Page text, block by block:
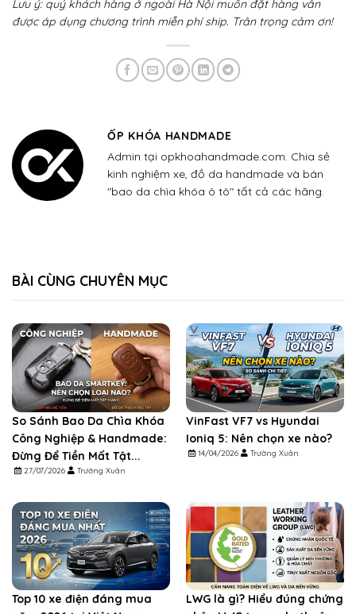
Lưu ý: quý khách hàng ở ngoài Hà Nội muốn đặt hàng vẫn
được áp dụng chương trình miễn phí ship. Trân trọng cảm ơn!
ỐP KHÓA HANDMADE
Admin tại opkhoahandmade.com. Chia sẻ
kinh nghiệm xe, đồ da handmade và bán
"bao da chìa khóa ô tô" tất cả các hãng.
BÀI CÙNG CHUYÊN MỤC
So Sánh Bao Da Chìa Khóa
Công Nghiệp & Handmade:
Đừng Để Tiền Mất Tật...
27/07/2026 Trường Xuân
VinFast VF7 vs Hyundai
Ioniq 5: Nên chọn xe nào?
14/04/2026 Trường Xuân
Top 10 xe điện đáng mua
LWG là gì? Hiểu đúng chứng